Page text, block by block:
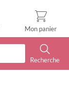
Recherche
Mon panier